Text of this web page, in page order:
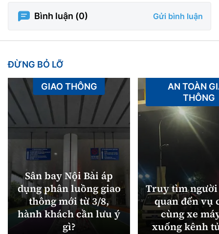
Bình luận (0) Gửi bình luận
ĐỪNG BỎ LỠ
Sân bay Nội Bài áp
dụng phân luồng giao
thông mới từ 3/8,
hành khách cần lưu ý
gì?
GIAO THÔNG
Truy tìm
quan đến vụ
cùng xe
xuống kênh
AN TOÀN
THÔNG